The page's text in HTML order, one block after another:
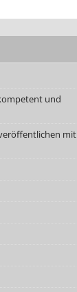
und
mit